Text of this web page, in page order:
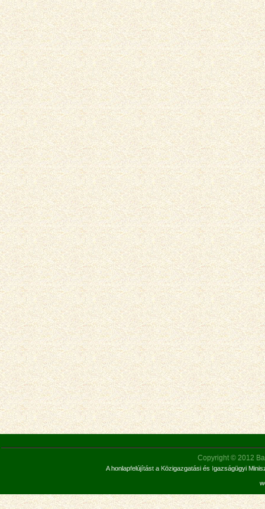
Copyright © 2012
A honlapfelújítást a Közigazgatási és Igazságügyi